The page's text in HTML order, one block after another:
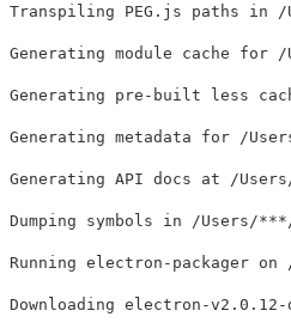
Transpiling PEG.js paths in /
Generating module cache for /
Generating pre-built less
Generating metadata for /
Generating API docs at /
Dumping symbols in /Users/***
Running electron-packager on